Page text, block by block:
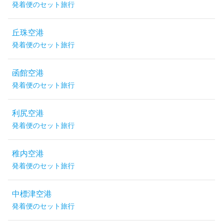
発着便のセット旅行
丘珠空港
発着便のセット旅行
函館空港
発着便のセット旅行
利尻空港
発着便のセット旅行
稚内空港
発着便のセット旅行
中標津空港
発着便のセット旅行